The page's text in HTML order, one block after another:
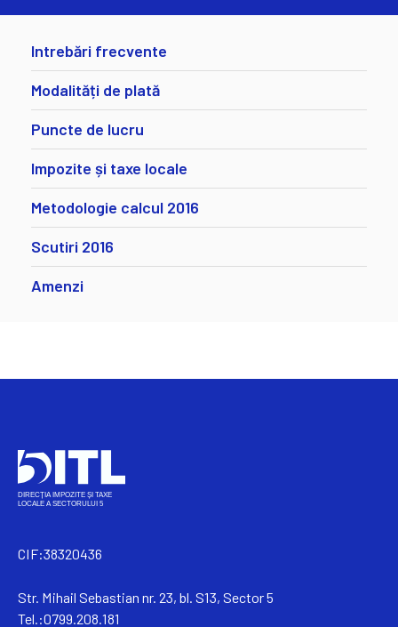
Intrebări frecvente
Modalități de plată
Puncte de lucru
Impozite și taxe locale
Metodologie calcul 2016
Scutiri 2016
Amenzi
CIF:38320436
Str. Mihail Sebastian nr. 23, bl. S13, Sector 5
Tel.:0799.208.181